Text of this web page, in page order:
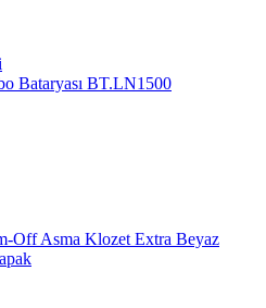
Bataryası BT.LN1500
Off Asma Klozet Extra Beyaz